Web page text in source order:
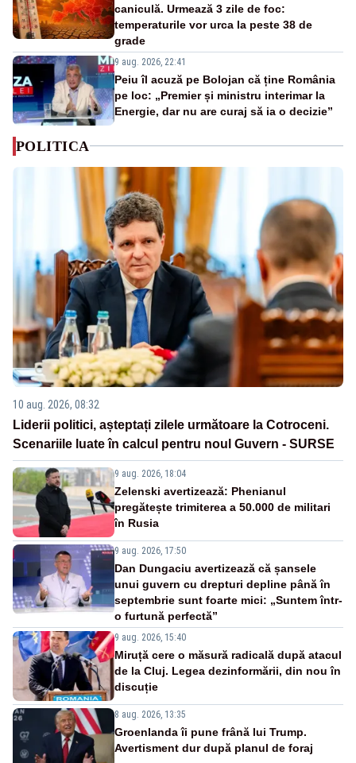
caniculă. Urmează 3 zile de foc:
temperaturile vor urca la peste 38 de
grade
9 aug. 2026, 22:41
Peiu îl acuză pe Bolojan că ține România
pe loc: „Premier și ministru interimar la
Energie, dar nu are curaj să ia o decizie”
POLITICA
10 aug. 2026, 08:32
Liderii politici, așteptați zilele următoare la Cotroceni.
Scenariile luate în calcul pentru noul Guvern - SURSE
9 aug. 2026, 18:04
Zelenski avertizează: Phenianul
pregătește trimiterea a 50.000 de militari
în Rusia
9 aug. 2026, 17:50
Dan Dungaciu avertizează că șansele
unui guvern cu drepturi depline până în
septembrie sunt foarte mici: „Suntem într-
o furtună perfectă”
9 aug. 2026, 15:40
Miruță cere o măsură radicală după atacul
de la Cluj. Legea dezinformării, din nou în
discuție
8 aug. 2026, 13:35
Groenlanda îi pune frână lui Trump.
Avertisment dur după planul de foraj